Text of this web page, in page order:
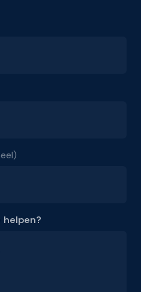
helpen?